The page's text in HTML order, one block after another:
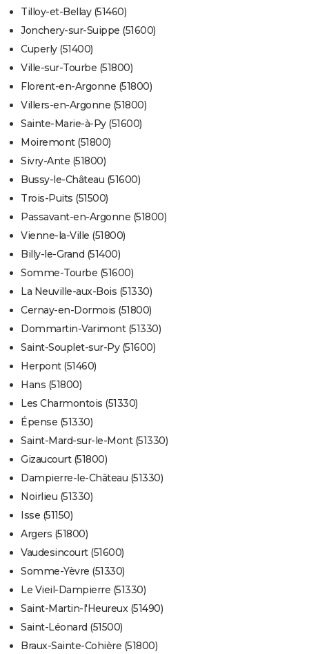
Tilloy-et-Bellay (51460)
Jonchery-sur-Suippe (51600)
Cuperly (51400)
Ville-sur-Tourbe (51800)
Florent-en-Argonne (51800)
Villers-en-Argonne (51800)
Sainte-Marie-à-Py (51600)
Moiremont (51800)
Sivry-Ante (51800)
Bussy-le-Château (51600)
Trois-Puits (51500)
Passavant-en-Argonne (51800)
Vienne-la-Ville (51800)
Billy-le-Grand (51400)
Somme-Tourbe (51600)
La Neuville-aux-Bois (51330)
Cernay-en-Dormois (51800)
Dommartin-Varimont (51330)
Saint-Souplet-sur-Py (51600)
Herpont (51460)
Hans (51800)
Les Charmontois (51330)
Épense (51330)
Saint-Mard-sur-le-Mont (51330)
Gizaucourt (51800)
Dampierre-le-Château (51330)
Noirlieu (51330)
Isse (51150)
Argers (51800)
Vaudesincourt (51600)
Somme-Yèvre (51330)
Le Vieil-Dampierre (51330)
Saint-Martin-l'Heureux (51490)
Saint-Léonard (51500)
Braux-Sainte-Cohière (51800)